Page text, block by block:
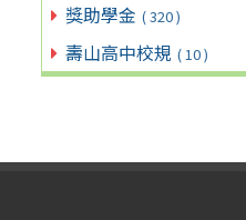
獎助學金 ( 320 )
壽山高中校規 ( 10 )